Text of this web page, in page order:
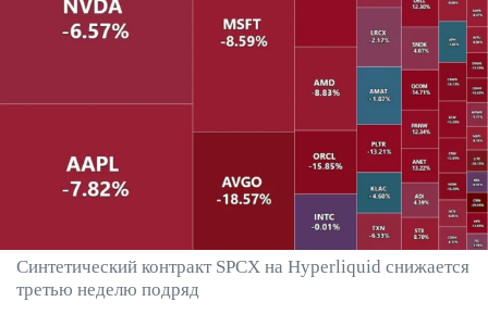
Синтетический контракт SPCX на Hyperliquid снижается
третью неделю подряд